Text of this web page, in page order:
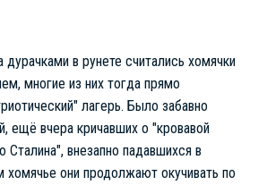
в рунете считались хомячки
многие из них тогда прямо
лагерь. Было забавно
ещё вчера кричавших о "кровавой
Сталина", внезапно падавшихся в
хомячье они продолжают окучивать по